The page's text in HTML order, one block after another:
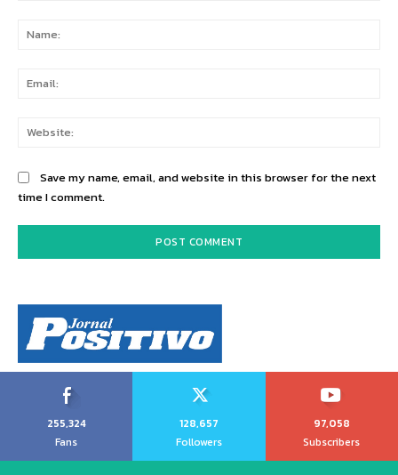
Save my name, email, and website in this browser for the next
time I comment.
255,324
Fans
128,657
Followers
97,058
Subscribers